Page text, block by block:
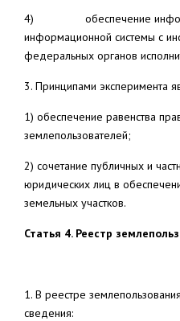
4) обеспечение
информационной системы с
федеральных органов
3. Принципами эксперимента
1) обеспечение равенства
землепользователей;
2) сочетание публичных и
юридических лиц в
земельных участков.
Статья 4. Реестр
1. В реестре
сведения: